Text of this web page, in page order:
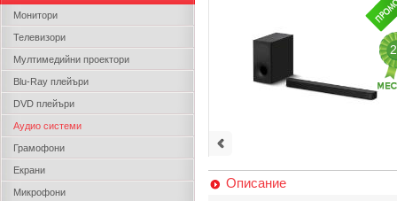
Монитори
Телевизори
Мултимедийни проектори
Blu-Ray плейъри
DVD плейъри
Аудио системи
Грамофони
Екрани
Микрофони
Описание